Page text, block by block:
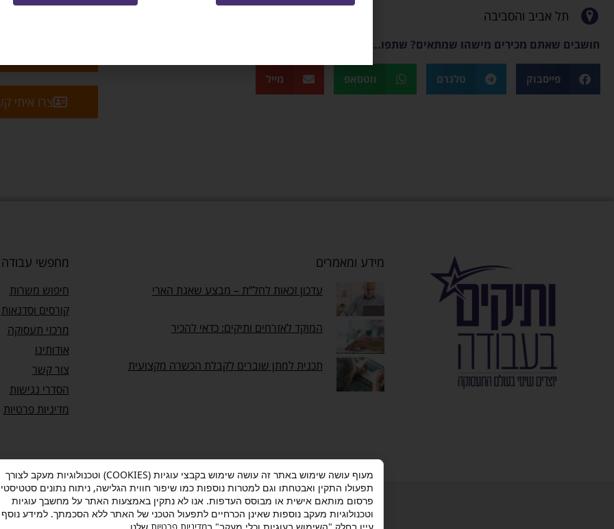
תל אביב והסביבה
חושבים שאתם מכירים מישהו שמתאים? שתפו...
פייסבוק טלגרם ווטסאפ מייל
צרו איתי
מידע ומאמרים
עדכון זכאות לחל”ת – מבצע שאגת הארי
המוקד לאזרחים ותיקים: כדאי להכיר
תכנית למתן שוברים לקבלת הכשרה מקצועית
מחפשי עבודה
חיפוש משרות
קורסים וסדנאות
מרכזי תעסוקה
אודותינו
צור קשר
הסדרי נגישות
מדיניות פרטיות
מדיניות פרטיות–תנאי שימוש– אישור הצטרפות לתוכנית “ותיקים בעבודה”
מעוף עושה שימוש באתר זה עושה שימוש בקבצי עוגיות (COOKIES) וטכנולוגיות מעקב לצורך
תפעולו התקין ואבטחתו וגם למטרות נוספות כמו שיפור חווית הגלישה, ניתוח נתונים
פרסום מותאם אישית או מבוסס העדפות. אנו לא נתקין באמצעות האתר על מחשבך עוגיות
וטכנולוגיות מעקב נוספות שאינן הכרחיים לתפעול הטכני של האתר ללא הסכמתך. למידע